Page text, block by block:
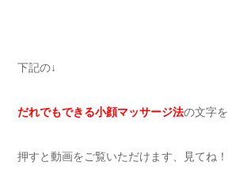
下記の↓
だれでもできる小顔マッサージ法の文字を
押すと動画をご覧いただけます、見てね！